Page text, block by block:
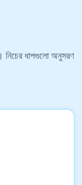
ধাপগুলো অনুসরণ